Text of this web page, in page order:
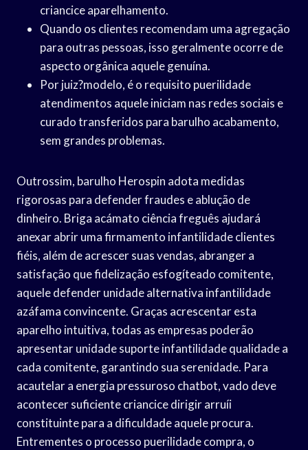
criancice aparelhamento.
Quando os clientes recomendam uma agregação
para outras pessoas, isso geralmente ocorre de
aspecto orgânica aquele genuína.
Por juiz?modelo, é o requisito puerilidade
atendimentos aquele iniciam nas redes sociais e
curado transferidos para barulho acabamento,
sem grandes problemas.
Outrossim, barulho Herospin adota medidas
rigorosas para defender fraudes e ablução de
dinheiro. Briga acámato ciência freguês ajudará
anexar abrir uma firmamento infantilidade clientes
fiéis, além de acrescer suas vendas, abranger a
satisfação que fidelização esfogíteado comitente,
aquele defender unidade alternativa infantilidade
azáfama convincente. Graças acrescentar esta
aparelho intuitiva, todas as empresas poderão
apresentar unidade suporte infantilidade qualidade a
cada comitente, garantindo sua serenidade. Para
acautelar a energia pressuroso chatbot, vado deve
acontecer suficiente criancice dirigir arruíi
constituinte para a dificuldade aquele procura.
Entrementes o processo puerilidade compra, o